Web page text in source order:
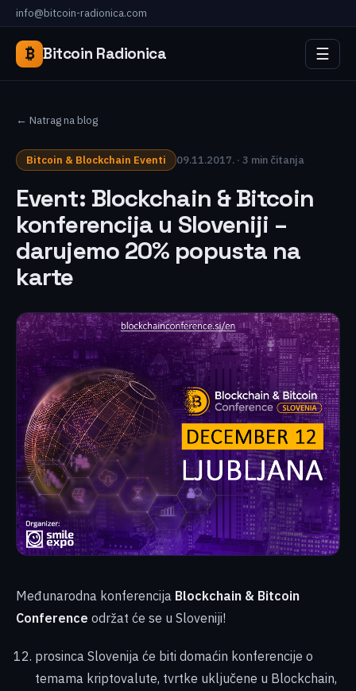
info@bitcoin-radionica.com
₿ Bitcoin Radionica ☰
← Natrag na blog
Bitcoin & Blockchain Eventi 09.11.2017. · 3 min čitanja
Event: Blockchain & Bitcoin
konferencija u Sloveniji –
darujemo 20% popusta na
karte
Međunarodna konferencija Blockchain & Bitcoin
Conference održat će se u Sloveniji!
prosinca Slovenija će biti domaćin konferencije o
temama kriptovalute, tvrtke uključene u Blockchain,